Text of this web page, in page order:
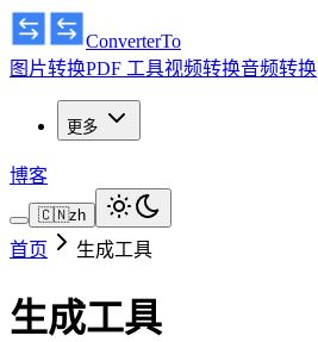
ConverterTo
图片转换PDF 工具视频转换音频转换
更多
博客
🇨🇳zh
首页 生成工具
生成工具